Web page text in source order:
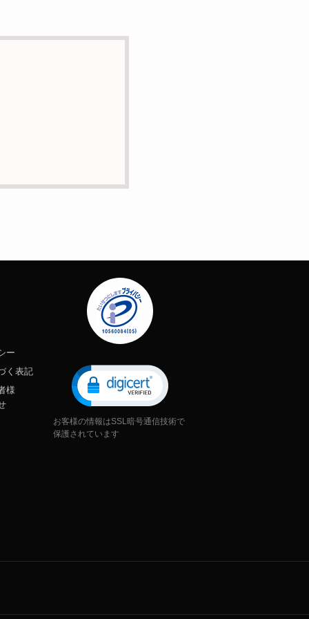
はありません。
務委託の目的で委託す
追加または削除・利用
する個人情報は一切含ま
ー
く表記
様
お客様の情報はSSL暗号通信技術で
保護されています